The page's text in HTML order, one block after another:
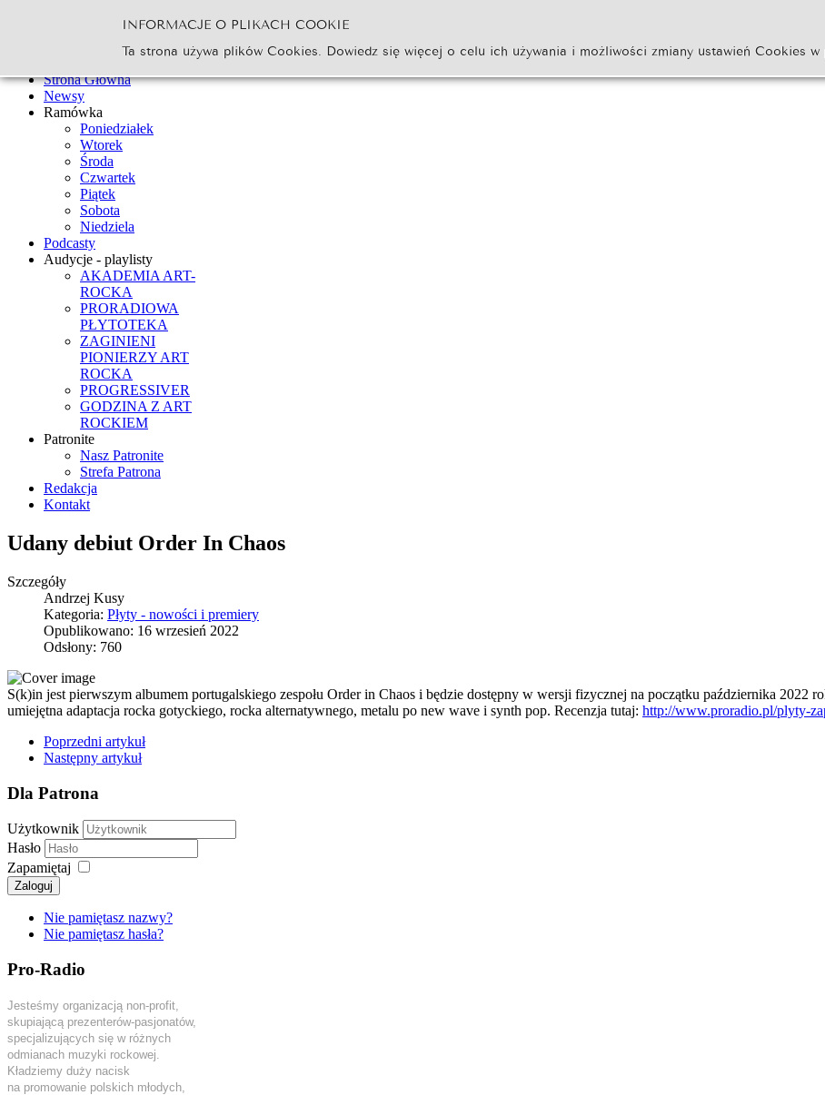
Go
Strona Główna
Newsy
Ramówka
Poniedziałek
Wtorek
Środa
Czwartek
Piątek
Sobota
Niedziela
Podcasty
Audycje - playlisty
AKADEMIA ART-
ROCKA
PRORADIOWA
PŁYTOTEKA
ZAGINIENI
PIONIERZY ART
ROCKA
PROGRESSIVER
GODZINA Z ART
ROCKIEM
Patronite
Nasz Patronite
Strefa Patrona
Redakcja
Kontakt
Udany debiut Order In Chaos
Szczegóły
Andrzej Kusy
Kategoria: Płyty - nowości i premiery
Opublikowano: 16 wrzesień 2022
Odsłony: 760
S(k)in jest pierwszym albumem portugalskiego zespołu Order in Chaos i będzie dostępny w wersji fizycznej na początku października 2022
umiejętna adaptacja rocka gotyckiego, rocka alternatywnego, metalu po new wave i synth pop. Recenzja tutaj: http://www.proradio.pl/plyty-
Poprzedni artykuł
Następny artykuł
Dla Patrona
Użytkownik
Hasło
Zapamiętaj
Zaloguj
Nie pamiętasz nazwy?
Nie pamiętasz hasła?
Pro-Radio
Jesteśmy organizacją non-profit,
skupiającą prezenterów-pasjonatów,
specjalizujących się w różnych
odmianach muzyki rockowej.
Kładziemy duży nacisk
na promowanie polskich młodych,
INFORMACJE O PLIKACH COOKIE
Ta strona używa plików Cookies. Dowiedz się więcej o celu ich używania i możliwości zmiany ustawień Cookies